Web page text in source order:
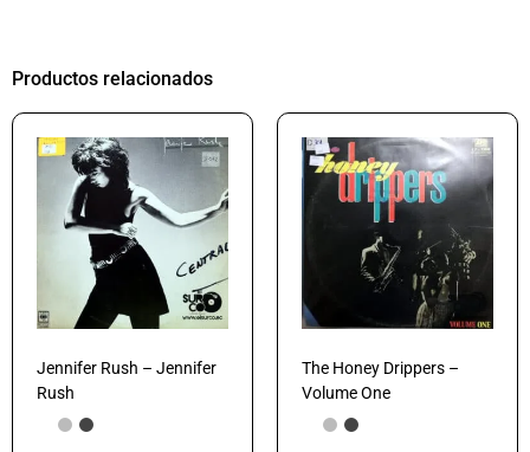
Productos relacionados
Jennifer Rush – Jennifer
Rush
The Honey Drippers –
Volume One